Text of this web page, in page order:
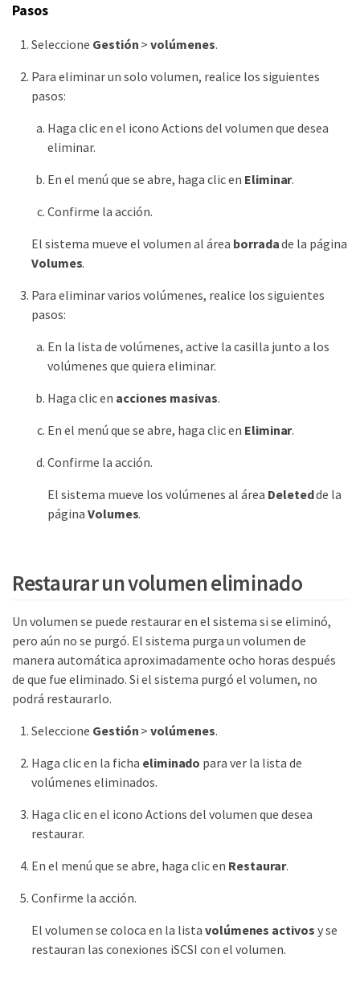
Pasos
Seleccione Gestión >volúmenes.
Para eliminar un solo volumen, realice los siguientes
pasos:
Haga clic en el icono Actions del volumen que desea
eliminar.
En el menú que se abre, haga clic en Eliminar.
Confirme la acción.
El sistema mueve el volumen al área borradade la página
Volumes.
Para eliminar varios volúmenes, realice los siguientes
pasos:
En la lista de volúmenes, active la casilla junto a los
volúmenes que quiera eliminar.
Haga clic en acciones masivas.
En el menú que se abre, haga clic en Eliminar.
Confirme la acción.
El sistema mueve los volúmenes al área Deletedde la
página Volumes.
Restaurar un volumen eliminado
Un volumen se puede restaurar en el sistema si se eliminó,
pero aún no se purgó. El sistema purga un volumen de
manera automática aproximadamente ocho horas después
de que fue eliminado. Si el sistema purgó el volumen, no
podrá restaurarlo.
Seleccione Gestión >volúmenes.
Haga clic en la ficha eliminado para ver la lista de
volúmenes eliminados.
Haga clic en el icono Actions del volumen que desea
restaurar.
En el menú que se abre, haga clic en Restaurar.
Confirme la acción.
El volumen se coloca en la lista volúmenes activos y se
restauran las conexiones iSCSI con el volumen.